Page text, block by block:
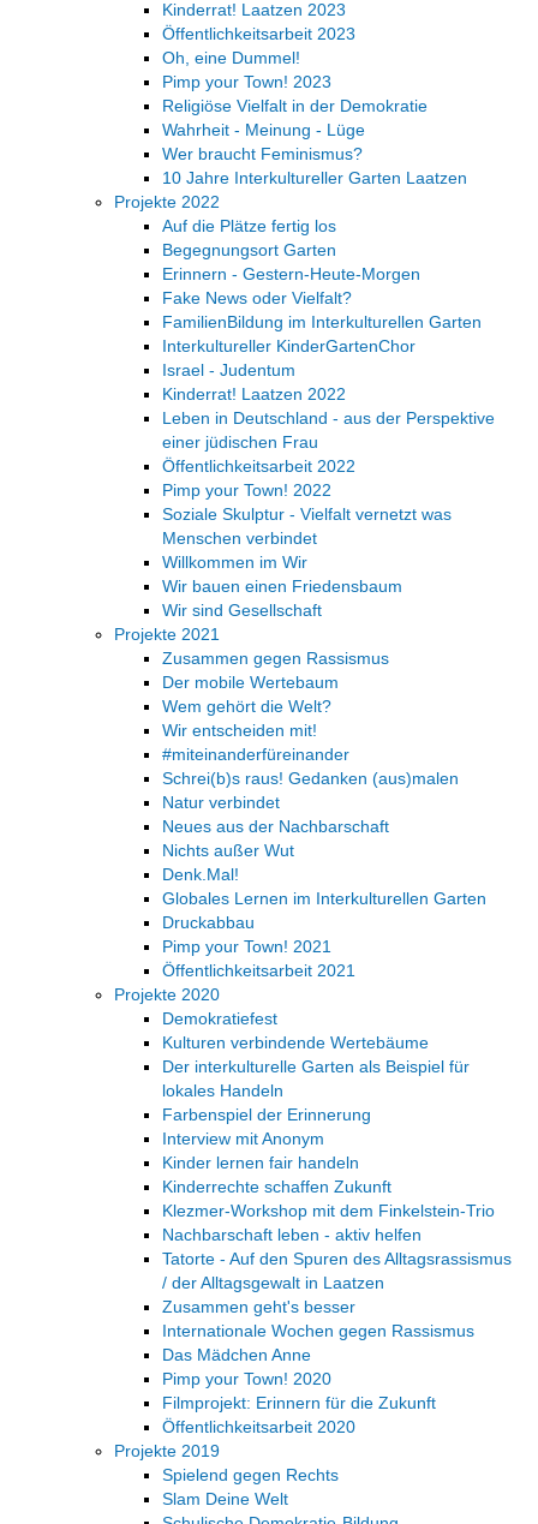
Kinderrat! Laatzen 2023
Öffentlichkeitsarbeit 2023
Oh, eine Dummel!
Pimp your Town! 2023
Religiöse Vielfalt in der Demokratie
Wahrheit - Meinung - Lüge
Wer braucht Feminismus?
10 Jahre Interkultureller Garten Laatzen
Projekte 2022
Auf die Plätze fertig los
Begegnungsort Garten
Erinnern - Gestern-Heute-Morgen
Fake News oder Vielfalt?
FamilienBildung im Interkulturellen Garten
Interkultureller KinderGartenChor
Israel - Judentum
Kinderrat! Laatzen 2022
Leben in Deutschland - aus der Perspektive
einer jüdischen Frau
Öffentlichkeitsarbeit 2022
Pimp your Town! 2022
Soziale Skulptur - Vielfalt vernetzt was
Menschen verbindet
Willkommen im Wir
Wir bauen einen Friedensbaum
Wir sind Gesellschaft
Projekte 2021
Zusammen gegen Rassismus
Der mobile Wertebaum
Wem gehört die Welt?
Wir entscheiden mit!
#miteinanderfüreinander
Schrei(b)s raus! Gedanken (aus)malen
Natur verbindet
Neues aus der Nachbarschaft
Nichts außer Wut
Denk.Mal!
Globales Lernen im Interkulturellen Garten
Druckabbau
Pimp your Town! 2021
Öffentlichkeitsarbeit 2021
Projekte 2020
Demokratiefest
Kulturen verbindende Wertebäume
Der interkulturelle Garten als Beispiel für
lokales Handeln
Farbenspiel der Erinnerung
Interview mit Anonym
Kinder lernen fair handeln
Kinderrechte schaffen Zukunft
Klezmer-Workshop mit dem Finkelstein-Trio
Nachbarschaft leben - aktiv helfen
Tatorte - Auf den Spuren des Alltagsrassismus
/ der Alltagsgewalt in Laatzen
Zusammen geht's besser
Internationale Wochen gegen Rassismus
Das Mädchen Anne
Pimp your Town! 2020
Filmprojekt: Erinnern für die Zukunft
Öffentlichkeitsarbeit 2020
Projekte 2019
Spielend gegen Rechts
Slam Deine Welt